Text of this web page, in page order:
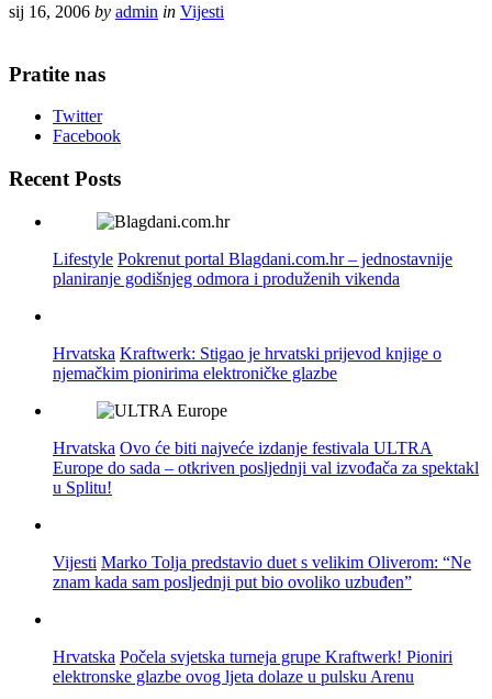
sij 16, 2006 by admin in Vijesti
Pratite nas
Twitter
Facebook
Recent Posts
Lifestyle Pokrenut portal Blagdani.com.hr – jednostavnije
planiranje godišnjeg odmora i produženih vikenda
Hrvatska Kraftwerk: Stigao je hrvatski prijevod knjige o
njemačkim pionirima elektroničke glazbe
Hrvatska Ovo će biti najveće izdanje festivala ULTRA
Europe do sada – otkriven posljednji val izvođača za spektakl
u Splitu!
Vijesti Marko Tolja predstavio duet s velikim Oliverom: “Ne
znam kada sam posljednji put bio ovoliko uzbuđen”
Hrvatska Počela svjetska turneja grupe Kraftwerk! Pioniri
elektronske glazbe ovog ljeta dolaze u pulsku Arenu